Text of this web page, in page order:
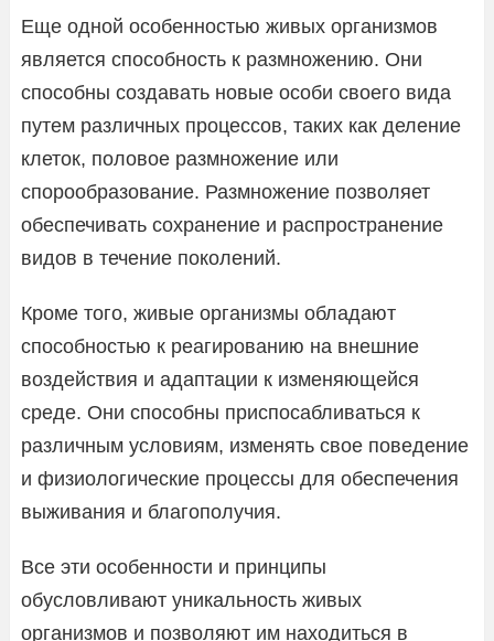
Еще одной особенностью живых организмов
является способность к размножению. Они
способны создавать новые особи своего вида
путем различных процессов, таких как деление
клеток, половое размножение или
спорообразование. Размножение позволяет
обеспечивать сохранение и распространение
видов в течение поколений.
Кроме того, живые организмы обладают
способностью к реагированию на внешние
воздействия и адаптации к изменяющейся
среде. Они способны приспосабливаться к
различным условиям, изменять свое поведение
и физиологические процессы для обеспечения
выживания и благополучия.
Все эти особенности и принципы
обусловливают уникальность живых
организмов и позволяют им находиться в